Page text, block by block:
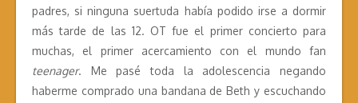
padres, si ninguna suertuda había podido irse a dormir
más tarde de las 12. OT fue el primer concierto para
muchas, el primer acercamiento con el mundo fan
teenager. Me pasé toda la adolescencia negando
haberme comprado una bandana de Beth y escuchando